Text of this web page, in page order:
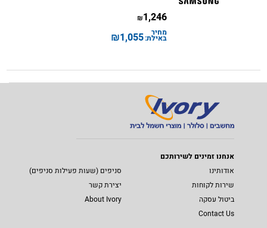
1,246
₪
מחיר
באילת:1,055
₪
אנחנו זמינים לשירותכם
אודותינו
סניפים (שעות פעילות סניפים)
שירות לקוחות
יצירת קשר
ביטול עסקה
About Ivory
Contact Us